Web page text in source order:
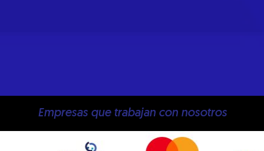
Empresas que trabajan con nosotros